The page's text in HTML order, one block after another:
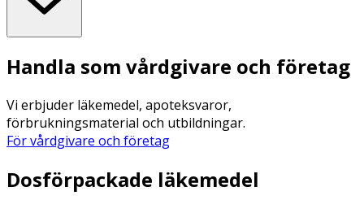
Handla som vårdgivare och företag
Vi erbjuder läkemedel, apoteksvaror,
förbrukningsmaterial och utbildningar.
För vårdgivare och företag
Dosförpackade läkemedel